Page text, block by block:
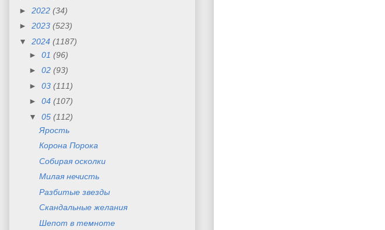
► 2022 (34)
► 2023 (523)
▼ 2024 (1187)
► 01 (96)
► 02 (93)
► 03 (111)
► 04 (107)
▼ 05 (112)
Ярость
Корона Порока
Собирая осколки
Милая нечисть
Разбитые звезды
Скандальные желания
Шепот в темноте